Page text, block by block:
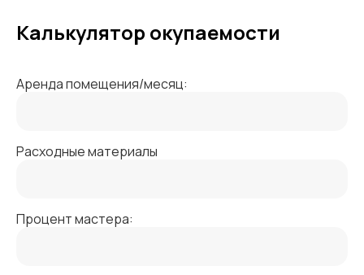
Калькулятор окупаемости
Аренда помещения/месяц:
Расходные материалы
Процент мастера: